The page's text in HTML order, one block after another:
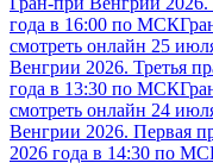
года в 16:00 по МСК
смотреть онлайн 25
Венгрии 2026. Третья
года в 13:30 по МСК
смотреть онлайн 24
Венгрии 2026. Первая
2026 года в 14:30 по